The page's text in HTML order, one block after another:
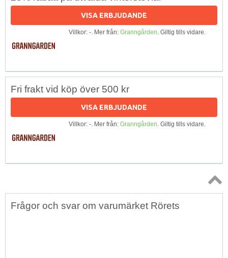
VISA ERBJUDANDE
Villkor: -. Mer från: Granngården. Giltig tills vidare.
Fri frakt vid köp över 500 kr
VISA ERBJUDANDE
Villkor: -. Mer från: Granngården. Giltig tills vidare.
Topp
Frågor och svar om varumärket Rörets